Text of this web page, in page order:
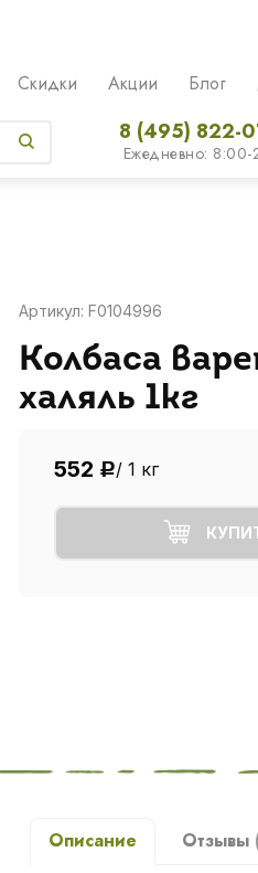
Скидки Акции Блог
8 (495) 822-
Ежедневно: 8:00-
Артикул: F0104996
Колбаса
халяль 1кг
552 Р/ 1 кг
Описание Отзывы